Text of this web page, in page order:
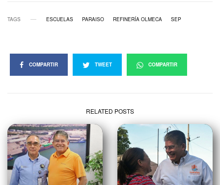
TAGS ESCUELAS PARAISO REFINERÍA OLMECA SEP
COMPARTIR TWEET COMPARTIR
RELATED POSTS